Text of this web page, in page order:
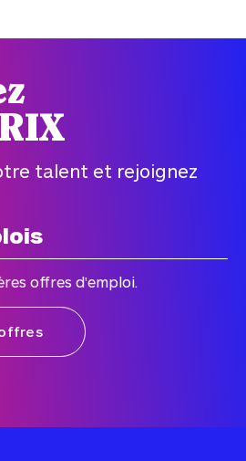
talent et rejoignez
offres d'emploi.